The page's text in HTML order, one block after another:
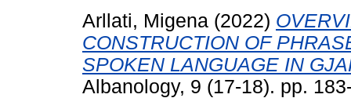
Arllati, Migena (2022)
CONSTRUCTION OF
SPOKEN LANGUAGE IN
Albanology, 9 (17-18). pp.